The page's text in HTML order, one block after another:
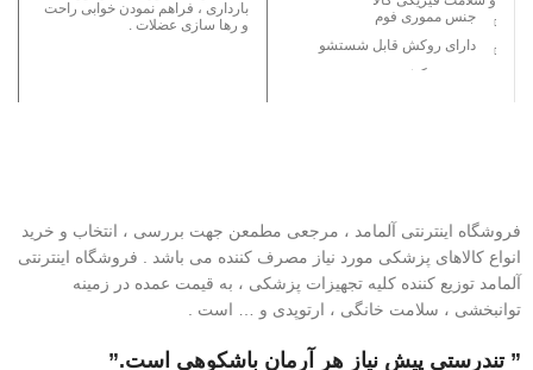
جنس مموری فوم
دارای روکش قابل شستشو
جنس روکش تنفسی
بارداری ، فراهم نمودن خوابی راحت
و رها سازی عضلات .
فروشگاه اینترنتی آلمامد ، مرجعی مطمعن جهت بررسی ، انتخاب و خرید
انواع کالاهای پزشکی مورد نیاز مصرف کننده می باشد . فروشگاه اینترنتی
آلمامد توزیع کننده کلیه تجهیزات پزشکی ، به قیمت عمده در زمینه
توانبخشی ، سلامت خانگی ، ارتوپدی و … است .
” تندرستی پیش نیاز هر آرمان باشکوهی است.”